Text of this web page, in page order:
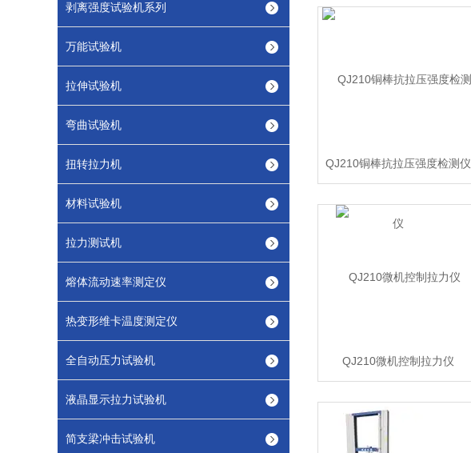
剥离强度试验机系列
万能试验机
拉伸试验机
弯曲试验机
扭转拉力机
材料试验机
拉力测试机
熔体流动速率测定仪
热变形维卡温度测定仪
全自动压力试验机
液晶显示拉力试验机
简支梁冲击试验机
QJ210铜棒抗拉压强度检测仪
QJ210微机控制拉力仪